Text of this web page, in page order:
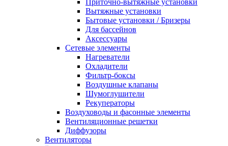
Приточно-вытяжные установки
Вытяжные установки
Бытовые установки / Бризеры
Для бассейнов
Аксессуары
Сетевые элементы
Нагреватели
Охладители
Фильтр-боксы
Воздушные клапаны
Шумоглушители
Рекуператоры
Воздуховоды и фасонные элементы
Вентиляционные решетки
Диффузоры
Вентиляторы